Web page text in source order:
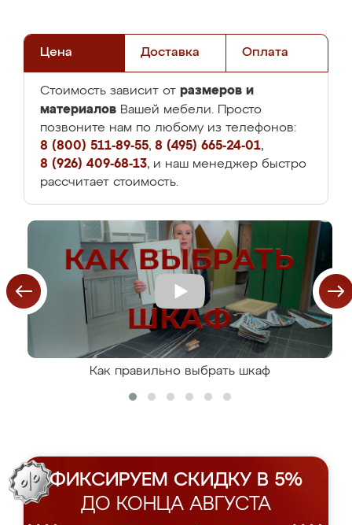
Цена Доставка Оплата
Стоимость зависит от размеров и
материалов Вашей мебели. Просто
позвоните нам по любому из телефонов:
8 (800) 511-89-55, 8 (495) 665-24-01,
8 (926) 409-68-13, и наш менеджер быстро
рассчитает стоимость.
Как правильно выбрать шкаф
ФИКСИРУЕМ СКИДКУ В 5%
ДО КОНЦА АВГУСТА